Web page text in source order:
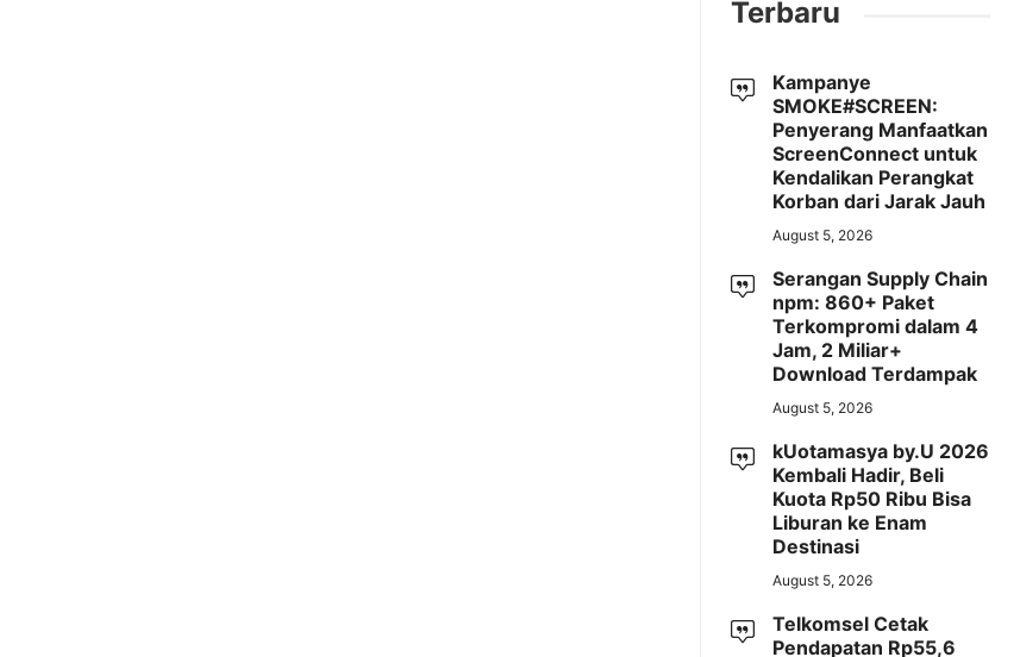
Terbaru
Kampanye
SMOKE#SCREEN:
Penyerang Manfaatkan
ScreenConnect untuk
Kendalikan Perangkat
Korban dari Jarak Jauh
August 5, 2026
Serangan Supply Chain
npm: 860+ Paket
Terkompromi dalam 4
Jam, 2 Miliar+
Download Terdampak
August 5, 2026
kUotamasya by.U 2026
Kembali Hadir, Beli
Kuota Rp50 Ribu Bisa
Liburan ke Enam
Destinasi
August 5, 2026
Telkomsel Cetak
Pendapatan Rp55,6